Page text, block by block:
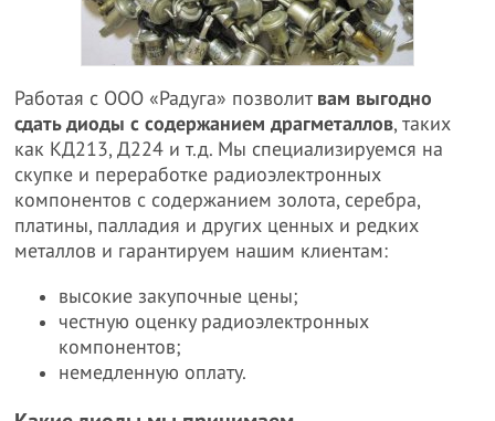
Работая с ООО «Радуга» позволит вам выгодно
сдать диоды с содержанием драгметаллов, таких
как КД213, Д224 и т.д. Мы специализируемся на
скупке и переработке радиоэлектронных
компонентов с содержанием золота, серебра,
платины, палладия и других ценных и редких
металлов и гарантируем нашим клиентам:
высокие закупочные цены;
честную оценку радиоэлектронных
компонентов;
немедленную оплату.